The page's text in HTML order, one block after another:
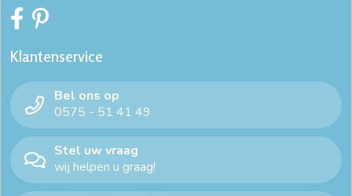
Klantenservice
Bel ons op
0575 - 51 41 49
Stel uw vraag
wij helpen u graag!